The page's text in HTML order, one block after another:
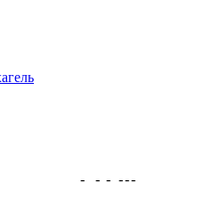
- - - ---